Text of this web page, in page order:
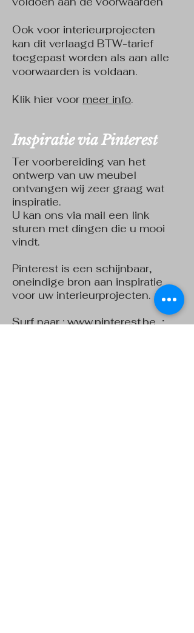
Ook voor interieurprojecten
kan dit verlaagd BTW-tarief
toegepast worden als aan alle
voorwaarden is voldaan.
Klik hier voor meer info.
Inspiratie via Pinterest
Ter voorbereiding van het
ontwerp van uw meubel
ontvangen wij zeer graag wat
inspiratie.
U kan ons via mail een link
sturen met dingen die u mooi
vindt.
Pinterest is een schijnbaar,
oneindige bron aan inspiratie
voor uw interieurprojecten.
Surf naar :www.pinterest.be;